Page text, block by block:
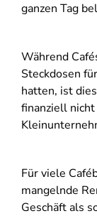
ganzen Tag
Während
Steckdosen
hatten, ist
finanziell
Für viele
mangelnde
Geschäft als